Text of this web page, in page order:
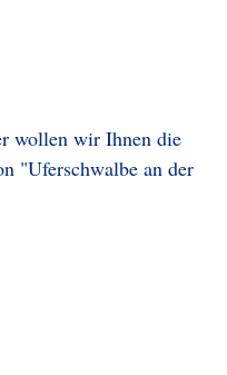
wollen wir Ihnen die
"Uferschwalbe an der